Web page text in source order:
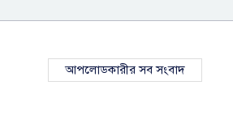
আপলোডকারীর সব সংবাদ